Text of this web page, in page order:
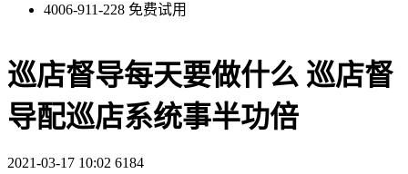
4006-911-228 免费试用
巡店督导每天要做什么 巡店督
导配巡店系统事半功倍
2021-03-17 10:02 6184